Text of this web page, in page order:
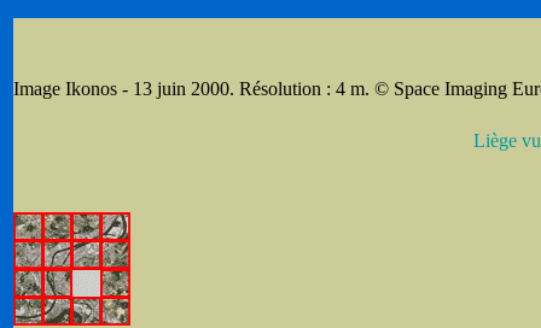
Image Ikonos - 13 juin 2000. Résolution : 4 m. © Space Imaging
Liège